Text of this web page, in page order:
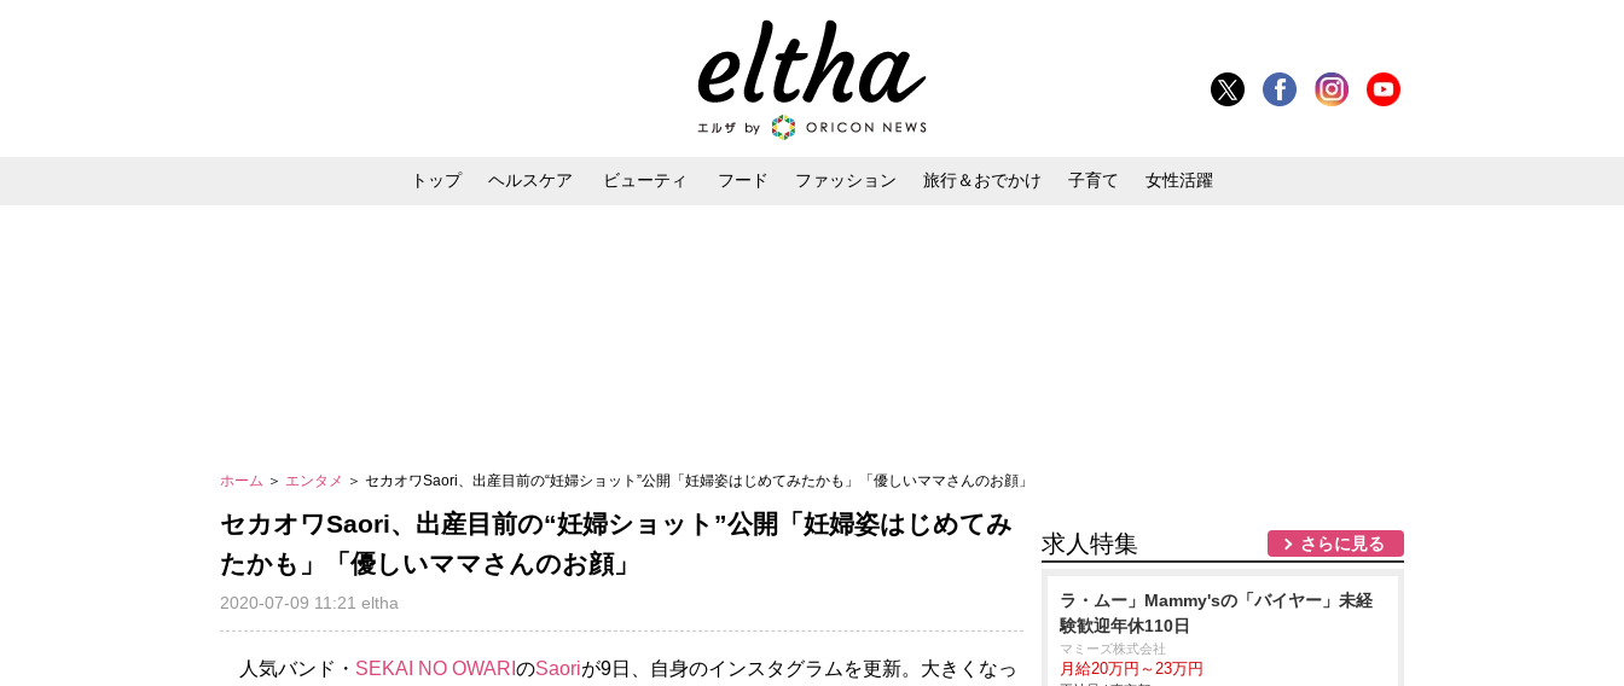
トップ ヘルスケア ビューティ フード ファッション 旅行＆おでかけ 子育て 女性活躍
ホーム ＞ エンタメ ＞ セカオワSaori、出産目前の“妊婦ショット”公開「妊婦姿はじめてみたかも」「優しいママさんのお顔」
セカオワSaori、出産目前の“妊婦ショット”公開「妊婦姿はじめてみ
たかも」「優しいママさんのお顔」
2020-07-09 11:21 eltha
人気バンド・ SEKAI NO OWARI のSaoriが9日、自身のインスタグラムを更新。大きくなっ
求人特集 さらに見る
ラ・ムー」Mammy'sの「バイヤー」未経
験歓迎年休110日
マミーズ株式会社
月給20万円～23万円